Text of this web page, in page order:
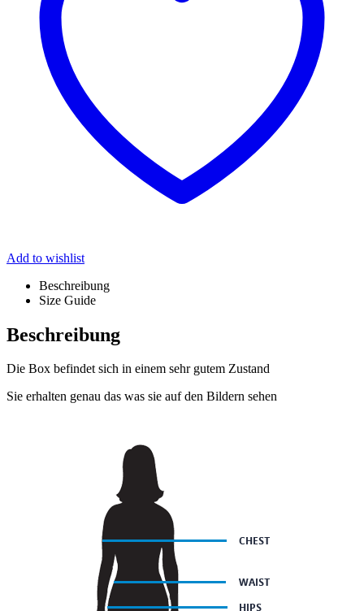
Add to wishlist
Beschreibung
Size Guide
Beschreibung
Die Box befindet sich in einem sehr gutem Zustand
Sie erhalten genau das was sie auf den Bildern sehen